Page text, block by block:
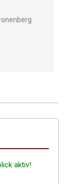
aktiv!